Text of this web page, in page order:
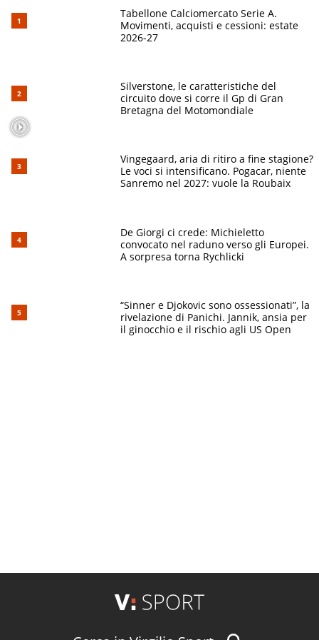
Tabellone Calciomercato Serie A.
Movimenti, acquisti e cessioni: estate
2026-27
Silverstone, le caratteristiche del
circuito dove si corre il Gp di Gran
Bretagna del Motomondiale
Vingegaard, aria di ritiro a fine stagione?
Le voci si intensificano. Pogacar, niente
Sanremo nel 2027: vuole la Roubaix
De Giorgi ci crede: Michieletto
convocato nel raduno verso gli Europei.
A sorpresa torna Rychlicki
“Sinner e Djokovic sono ossessionati”, la
rivelazione di Panichi. Jannik, ansia per
il ginocchio e il rischio agli US Open